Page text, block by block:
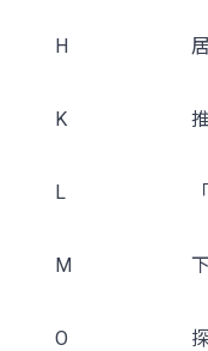
H
K
L
M
O